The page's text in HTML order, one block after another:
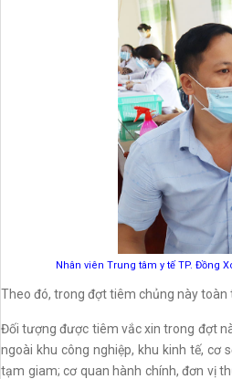
Nhân viên Trung tâm y tế TP. Đồng
Theo đó, trong đợt tiêm chủng này
Đối tượng được tiêm vắc xin trong đợt
ngoài khu công nghiệp, khu kinh tế, cơ
tạm giam; cơ quan hành chính, đơn vị